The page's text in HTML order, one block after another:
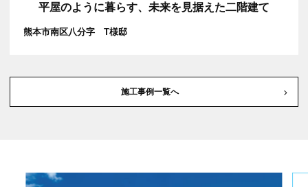
平屋のように暮らす、未来を見据えた二階建て
熊本市南区八分字 T様邸
施工事例一覧へ